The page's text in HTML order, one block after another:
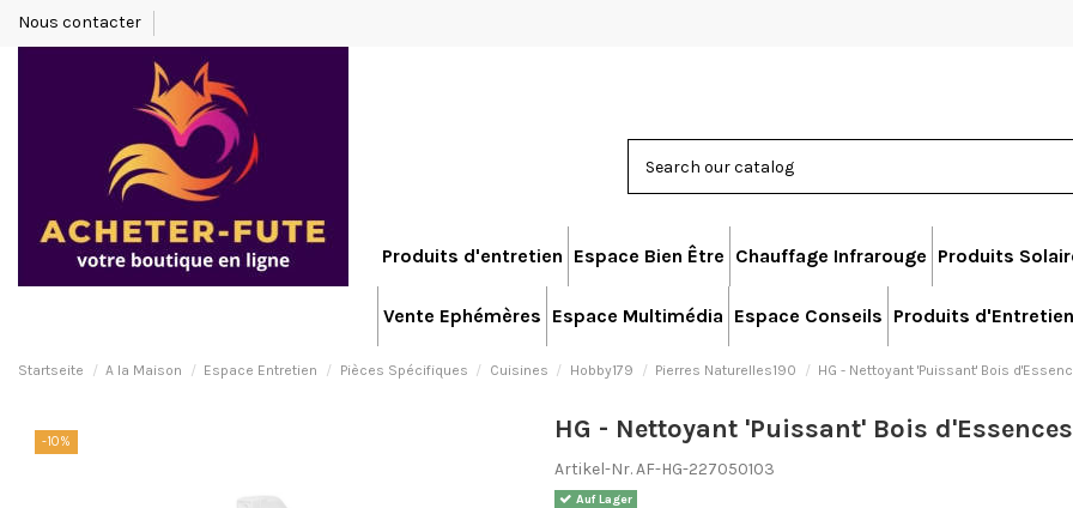
Nous contacter
Produits d'entretien Espace Bien Être Chauffage Infrarouge Produits
Vente Ephémères Espace Multimédia Espace Conseils Produits d'Entretien
Startseite A la Maison Espace Entretien Pièces Spécifiques Cuisines Hobby179 Pierres Naturelles190 HG - Nettoyant 'Puissant' Bois
-10% HG - Nettoyant 'Puissant' Bois
Artikel-Nr.AF-HG-227050103
Auf Lager